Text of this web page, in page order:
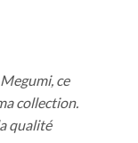
ce
collection.
qualité